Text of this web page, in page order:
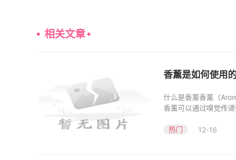
相关文章
香薰是如何使用
什么是香薰香薰（
香薰可以通过嗅觉传
热门
12-16